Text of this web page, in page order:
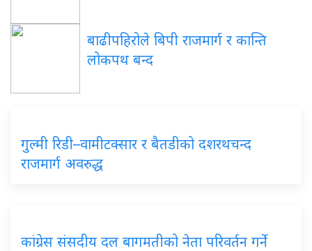
बाढीपहिरोले बिपी राजमार्ग र कान्ति
लोकपथ बन्द
गुल्मी रिडी–वामीटक्सार र बैतडीको दशरथचन्द
राजमार्ग अवरुद्ध
कांग्रेस संसदीय दल बागमतीको नेता परिवर्तन गर्ने